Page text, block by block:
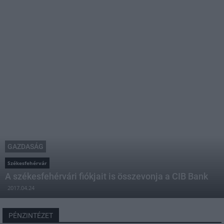
GAZDASÁG
Székesfehérvár
A székesfehérvári fiókjait is összevonja a CIB Bank
2017.04.24
PÉNZINTÉZET